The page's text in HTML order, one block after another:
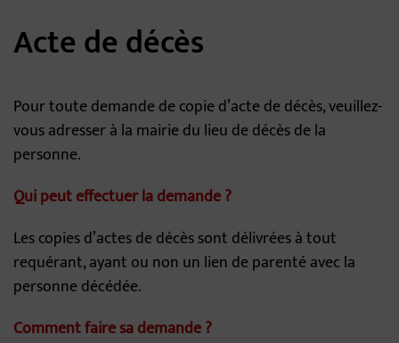
Acte de décès
Pour toute demande de copie d’acte de décès, veuillez-
vous adresser à la mairie du lieu de décès de la
personne.
Qui peut effectuer la demande ?
Les copies d’actes de décès sont délivrées à tout
requérant, ayant ou non un lien de parenté avec la
personne décédée.
Comment faire sa demande ?